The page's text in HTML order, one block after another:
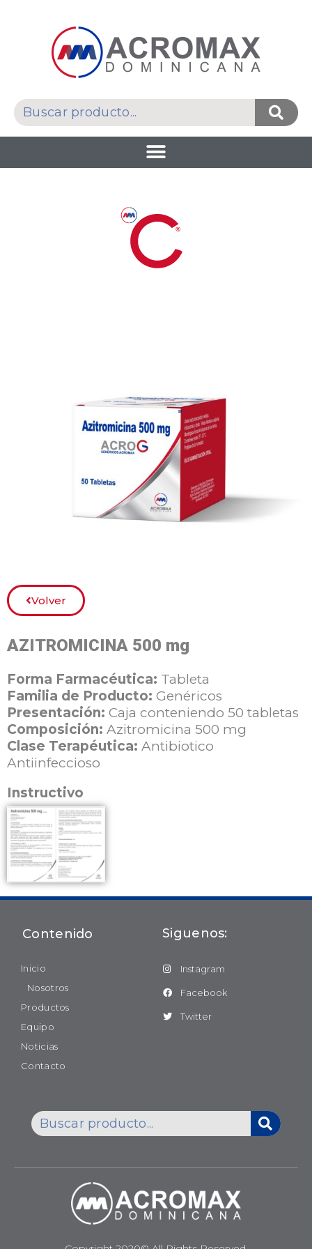
Volver
AZITROMICINA 500 mg
Forma Farmacéutica: Tableta
Familia de Producto: Genéricos
Presentación: Caja conteniendo 50 tabletas
Composición: Azitromicina 500 mg
Clase Terapéutica: Antibiotico
Antiinfeccioso
Instructivo
Contenido
Inicio
Nosotros
Productos
Equipo
Noticias
Contacto
Siguenos:
Instagram
Facebook
Twitter